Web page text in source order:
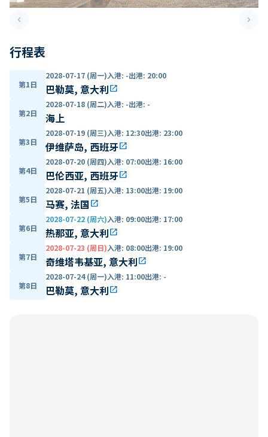
keyboard_arrow_leftPrevious slide keyboard_arrow_right
行程表
第1日
2028-07-17 (周一)入港: -出港: 20:00
巴勒莫, 意大利open_in_new
第2日
2028-07-18 (周二)入港: -出港: -
海上
第3日
2028-07-19 (周三)入港: 12:30出港: 23:00
伊维萨岛, 西班牙open_in_new
第4日
2028-07-20 (周四)入港: 07:00出港: 16:00
巴伦西亚, 西班牙open_in_new
第5日
2028-07-21 (周五)入港: 13:00出港: 19:00
马赛, 法国open_in_new
第6日
2028-07-22 (周六)入港: 09:00出港: 17:00
热那亚, 意大利open_in_new
第7日
2028-07-23 (周日)入港: 08:00出港: 19:00
奇维塔韦基亚, 意大利open_in_new
第8日
2028-07-24 (周一)入港: 11:00出港: -
巴勒莫, 意大利open_in_new